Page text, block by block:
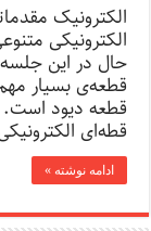
الکترونیک
الکترونیکی
حال در این جلسه
قطعه‌ی بسیار
قطعه دیود
قطه‌ای
ادامه نوشته »